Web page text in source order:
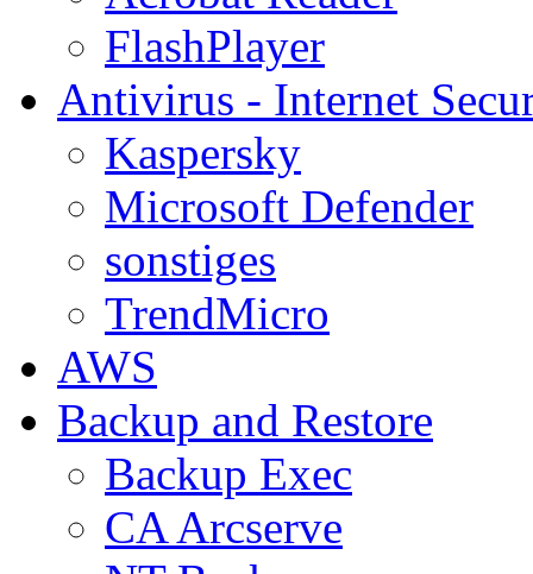
FlashPlayer
Antivirus - Internet
Kaspersky
Microsoft Defender
sonstiges
TrendMicro
AWS
Backup and Restore
Backup Exec
CA Arcserve